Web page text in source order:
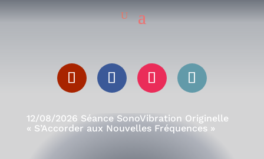
12/08/2026 Séance SonoVibration Originelle
« S’Accorder aux Nouvelles Fréquences »